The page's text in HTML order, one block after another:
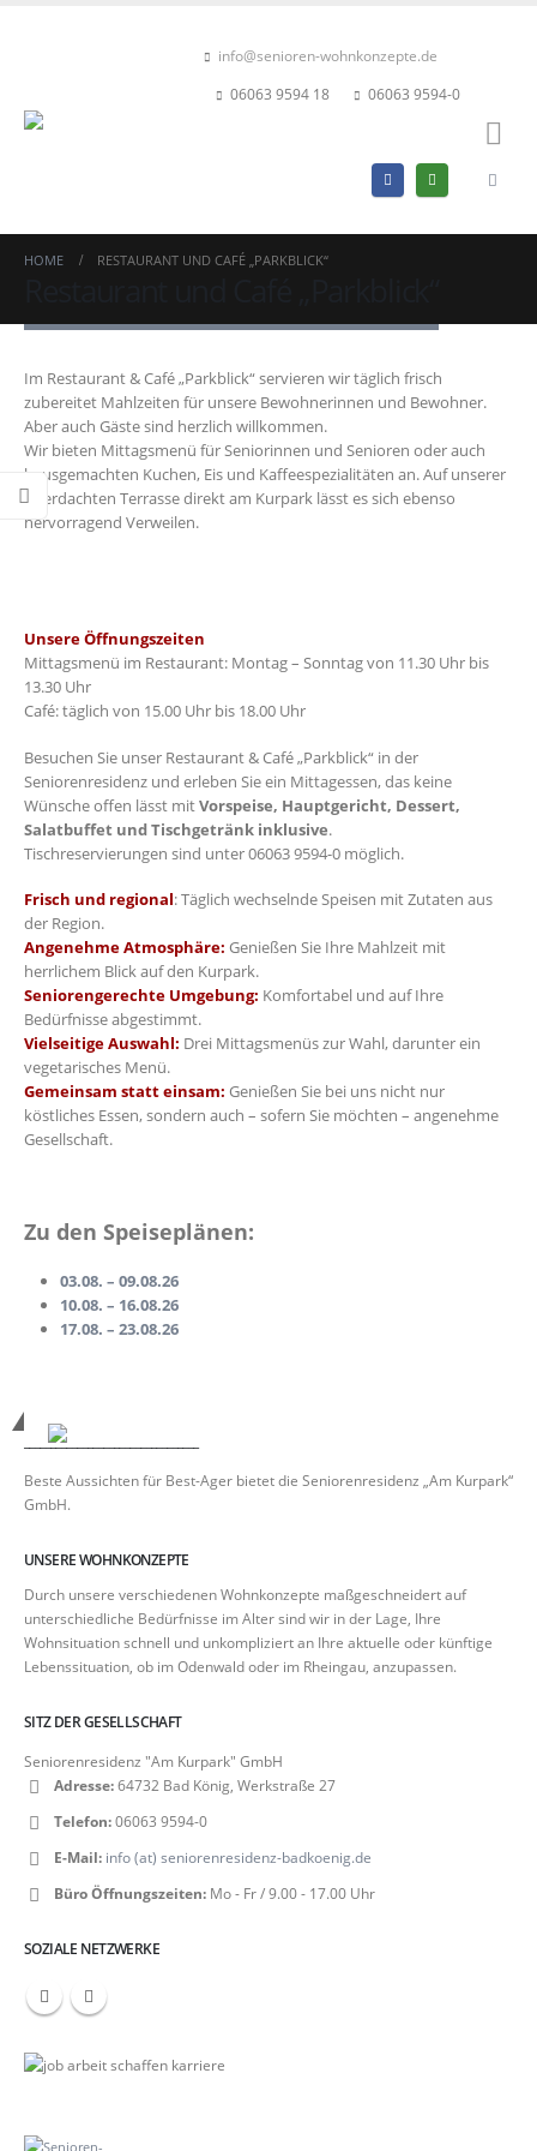
info@senioren-wohnkonzepte.de
06063 9594 18
06063 9594-0
HOME RESTAURANT UND CAFÉ „PARKBLICK“
Im Restaurant & Café „Parkblick“ servieren wir täglich frisch
zubereitet Mahlzeiten für unsere Bewohnerinnen und Bewohner.
Aber auch Gäste sind herzlich willkommen.
Wir bieten Mittagsmenü für Seniorinnen und Senioren oder auch
hausgemachten Kuchen, Eis und Kaffeespezialitäten an. Auf unserer
überdachten Terrasse direkt am Kurpark lässt es sich ebenso
hervorragend Verweilen.
Unsere Öffnungszeiten
Mittagsmenü im Restaurant: Montag – Sonntag von 11.30 Uhr bis
13.30 Uhr
Café: täglich von 15.00 Uhr bis 18.00 Uhr
Besuchen Sie unser Restaurant & Café „Parkblick“ in der
Seniorenresidenz und erleben Sie ein Mittagessen, das keine
Wünsche offen lässt mitVorspeise, Hauptgericht, Dessert,
Salatbuffet und Tischgetränk inklusive.
Tischreservierungen sind unter 06063 9594-0 möglich.
Frisch und regional: Täglich wechselnde Speisen mit Zutaten aus
der Region.
Angenehme Atmosphäre: Genießen Sie Ihre Mahlzeit mit
herrlichem Blick auf den Kurpark.
Seniorengerechte Umgebung: Komfortabel und auf Ihre
Bedürfnisse abgestimmt.
Vielseitige Auswahl: Drei Mittagsmenüs zur Wahl, darunter ein
vegetarisches Menü.
Gemeinsam statt einsam: Genießen Sie bei uns nicht nur
köstliches Essen, sondern auch – sofern Sie möchten – angenehme
Gesellschaft.
Zu den Speiseplänen:
03.08. – 09.08.26
10.08. – 16.08.26
17.08. – 23.08.26
_________________________________
Beste Aussichten für Best-Ager bietet die Seniorenresidenz „Am Kurpark“
GmbH.
UNSERE WOHNKONZEPTE
Durch unsere verschiedenen Wohnkonzepte maßgeschneidert auf
unterschiedliche Bedürfnisse im Alter sind wir in der Lage, Ihre
Wohnsituation schnell und unkompliziert an Ihre aktuelle oder künftige
Lebenssituation, ob im Odenwald oder im Rheingau, anzupassen.
SITZ DER GESELLSCHAFT
Seniorenresidenz "Am Kurpark" GmbH
Adresse:64732 Bad König, Werkstraße 27
Telefon:06063 9594-0
E-Mail: info (at) seniorenresidenz-badkoenig.de
Büro Öffnungszeiten: Mo - Fr / 9.00 - 17.00 Uhr
SOZIALE NETZWERKE